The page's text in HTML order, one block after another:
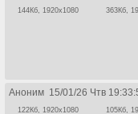
144Кб, 1920x1080 363Кб,
Аноним 15/01/26 Чтв
122Кб, 1920x1080 105Кб,